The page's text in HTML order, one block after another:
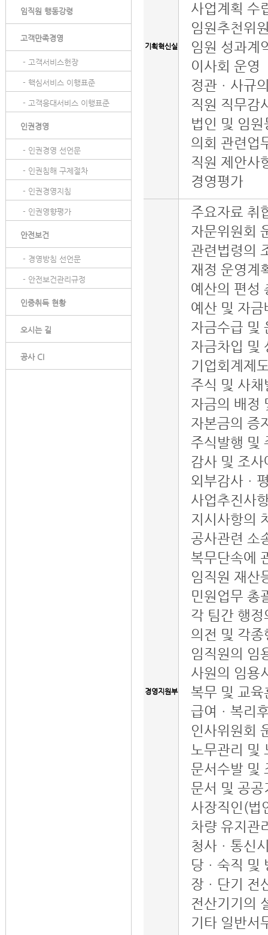
임직원 행동강령
고객만족경영
- 고객서비스헌장
- 핵심서비스 이행표준
- 고객응대서비스 이행표준
인권경영
- 인권경영 선언문
- 인권침해 구제절차
- 인권경영지침
- 인권영향평가
안전보건
- 경영방침 선언문
- 안전보건관리규정
인증취득 현황
오시는 길
공사 CI
기획혁신실
사업계획 수
임원추천위
임원 성과계
이사회 운영
정관ㆍ사규
직원 직무감
법인 및 임
의회 관련업
직원 제안사
경영평가
경영지원부
주요자료 취
자문위원회
관련법령의
재정 운영계
예산의 편성
예산 및 자금
자금수급 및
자금차입 및
기업회계제
주식 및 사
자금의 배정
자본금의 증
주식발행 및
감사 및 조
외부감사ㆍ
사업추진사
지시사항의
공사관련 소
복무단속에
임직원 재산
민원업무 총
각 팀간 행정
의전 및 각종
임직원의 임
사원의 임용
복무 및 교육
급여ㆍ복리
인사위원회
노무관리 및
문서수발 및
문서 및 공
사장직인(법
차량 유지관
청사ㆍ통신
당ㆍ숙직 및
장ㆍ단기 전
전산기기의
기타 일반서